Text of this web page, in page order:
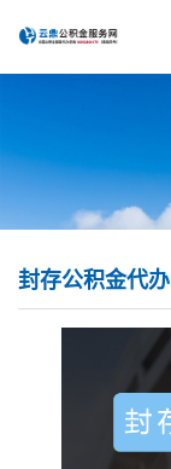
封存公积金代办